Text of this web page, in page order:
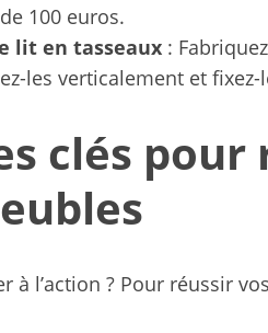
100 euros.
lit en tasseaux :
les verticalement et
clés
à l’action ? Pour réussir